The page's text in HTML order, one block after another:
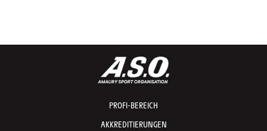
PROFI-BEREICH
AKKREDITIERUNGEN